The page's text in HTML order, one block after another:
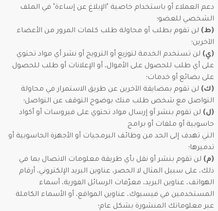
دعم العملاء أو باستخدام خاصية "الإبلاغ عن إساءة" في الملف
الشخصي للعضو؛
(ط) لن تقوم بطلب أو محاولة طلب كلمات المرور من الأعضاء
الآخرين؛
(ي) لن تستخدم الخدمة لتوزيع أو الترويج أو نشر أي مواد تحتوي
على أي طلب للحصول على الأموال، أو الإعلانات أو طلب للحصول
على بضائع أو خدمات؛
(ك) لن تقوم بمضايقة الآخرين عن طريق الاستمرار في محاولة
التواصل مع شخص طلب منك بوضوح التوقف عن التواصل؛
(ل) لن تقوم بنشر أو إرسال مواد تحتوي على فيروسات أو أكواد
حاسوبية أو ملفات أو برامج
التي تهدف إلى الحد من وظائف البرمجيات أو الأجهزة الحاسوبية أو
تدميرها؛
(م) لن تقوم بنشر أو نقل بأي طريقة معلومات الاتصال بما في
ذلك، على سبيل المثال لا الحصر، عناوين البريد الإلكتروني، أرقام
الهواتف، عناوين البريد، معرّفات الرسائل الفورية، أسماء
المستخدمين في فيسبوك، عناوين المواقع، أو الأسماء الكاملة
عبر معلوماتك المنشورة بشكل عام؛